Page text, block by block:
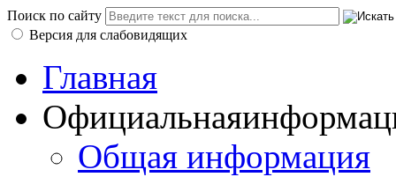
Поиск по сайту
Версия для слабовидящих
Главная
Официальная
Общая информация